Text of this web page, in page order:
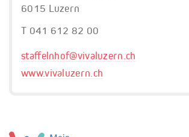
6015 Luzern
T 041 612 82 00
staffelnhof@vivaluzern.ch
www.vivaluzern.ch